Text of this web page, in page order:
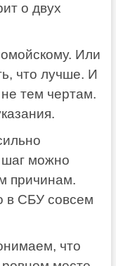
о двух
Или
что лучше. И
тем чертам.
шаг можно
причинам.
в СБУ совсем
что